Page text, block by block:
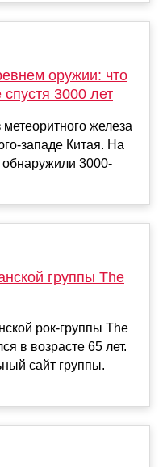
оружии: что
3000 лет
железа
западе Китая. На
обнаружили 3000-
группы The
рок-группы The
в возрасте 65 лет.
сайт группы.